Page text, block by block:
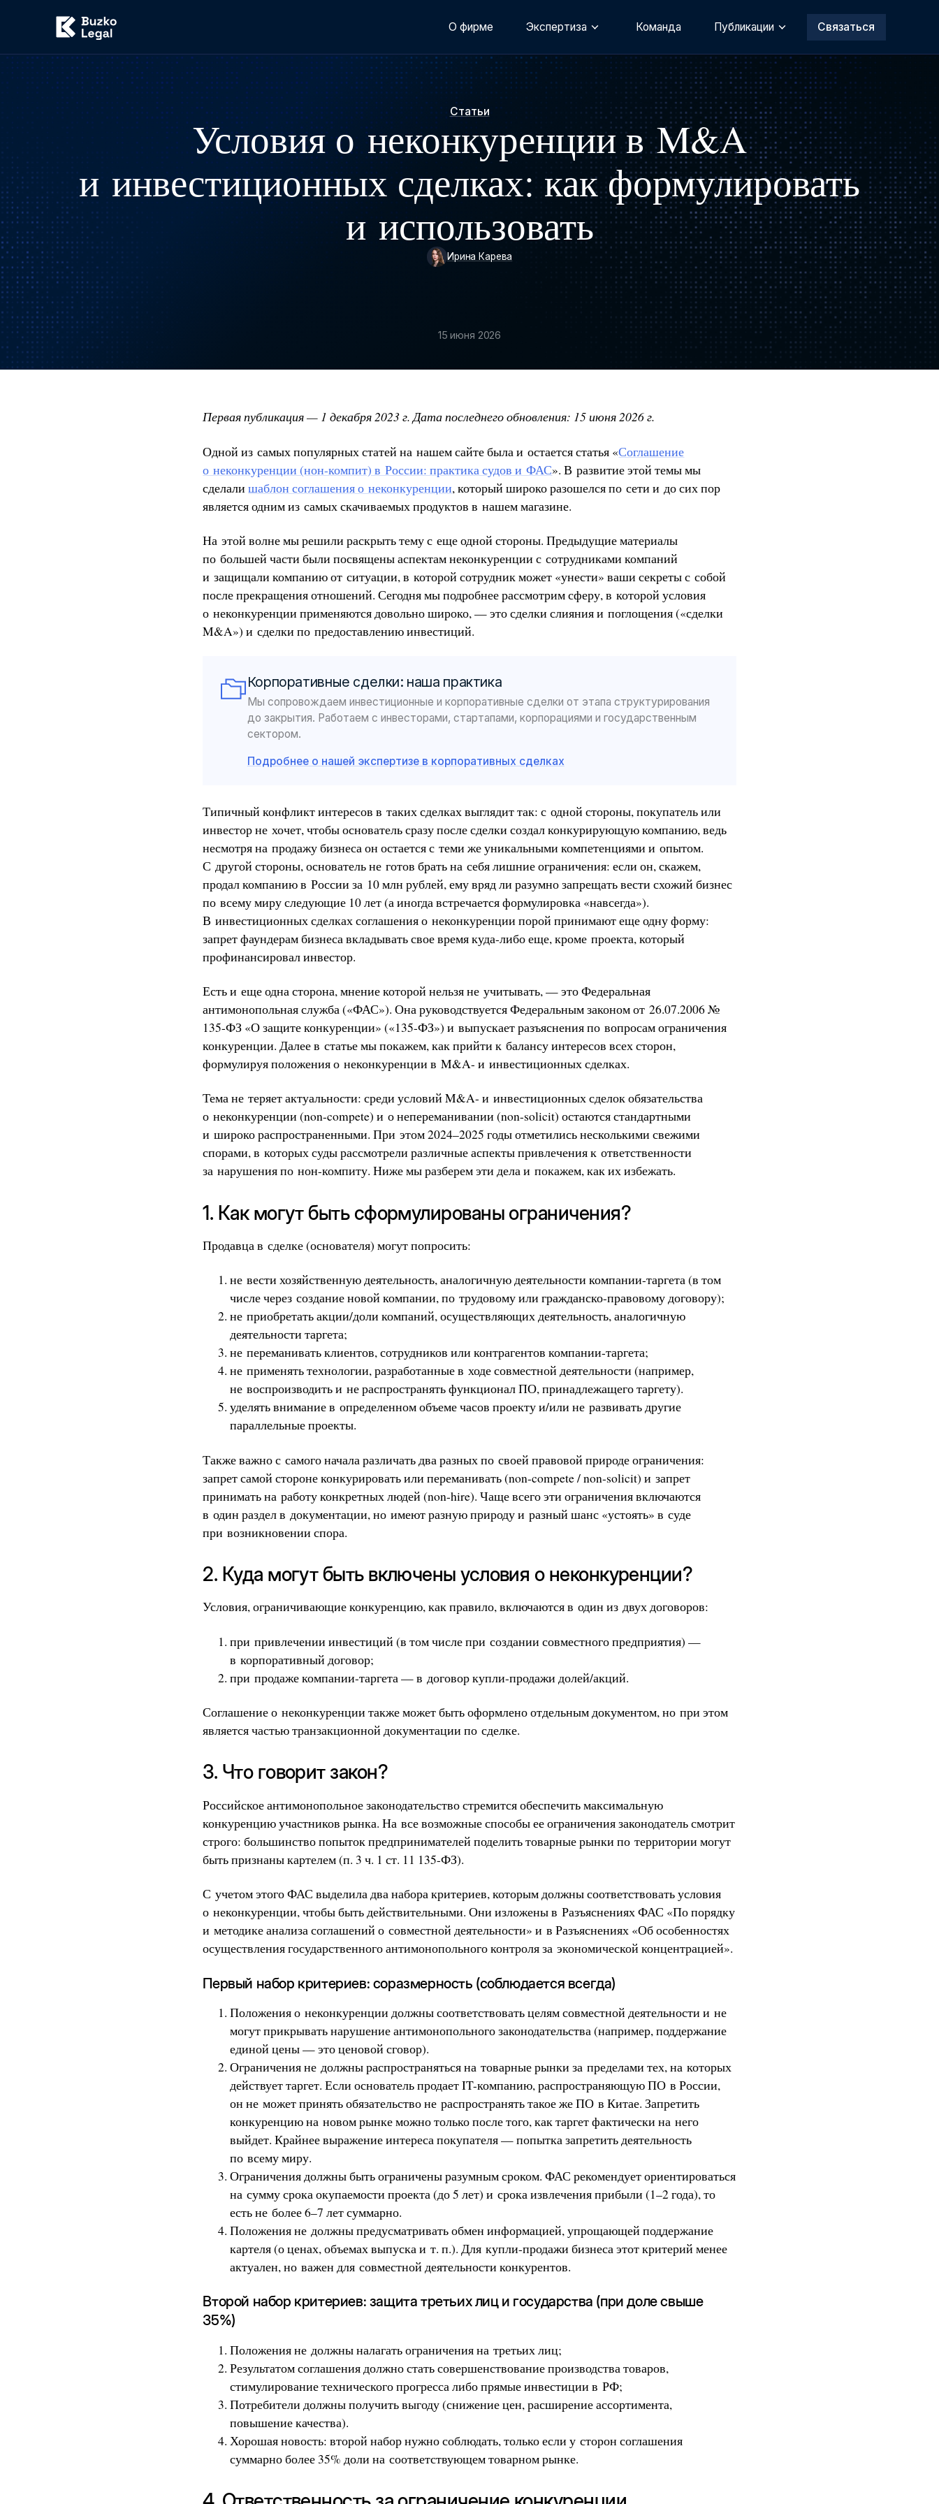
О фирме Экспертиза Команда Публикации Связаться
Статьи
Условия о неконкуренции в M&A
и инвестиционных сделках: как формулировать
и использовать
Ирина Карева
15 июня 2026
Первая публикация — 1 декабря 2023 г. Дата последнего обновления: 15 июня 2026 г.
Одной из самых популярных статей на нашем сайте была и остается статья «Соглашение
о неконкуренции (нон-компит) в России: практика судов и ФАС». В развитие этой темы мы
сделалишаблон соглашения о неконкуренции, который широко разошелся по сети и до сих пор
является одним из самых скачиваемых продуктов в нашем магазине.
На этой волне мы решили раскрыть тему с еще одной стороны. Предыдущие материалы
по большей части были посвящены аспектам неконкуренции с сотрудниками компаний
и защищали компанию от ситуации, в которой сотрудник может «унести» ваши секреты с собой
после прекращения отношений. Сегодня мы подробнее рассмотрим сферу, в которой условия
о неконкуренции применяются довольно широко, — это сделки слияния и поглощения («сделки
M&A») и сделки по предоставлению инвестиций.
Корпоративные сделки: наша практика
Мы сопровождаем инвестиционные и корпоративные сделки от этапа структурирования
до закрытия. Работаем с инвесторами, стартапами, корпорациями и государственным
сектором.
Подробнее о нашей экспертизе в корпоративных сделках
Типичный конфликт интересов в таких сделках выглядит так: с одной стороны, покупатель или
инвестор не хочет, чтобы основатель сразу после сделки создал конкурирующую компанию, ведь
несмотря на продажу бизнеса он остается с теми же уникальными компетенциями и опытом.
С другой стороны, основатель не готов брать на себя лишние ограничения: если он, скажем,
продал компанию в России за 10 млн рублей, ему вряд ли разумно запрещать вести схожий бизнес
по всему миру следующие 10 лет (а иногда встречается формулировка «навсегда»).
В инвестиционных сделках соглашения о неконкуренции порой принимают еще одну форму:
запрет фаундерам бизнеса вкладывать свое время куда-либо еще, кроме проекта, который
профинансировал инвестор.
Есть и еще одна сторона, мнение которой нельзя не учитывать, — это Федеральная
антимонопольная служба («ФАС»). Она руководствуется Федеральным законом от 26.07.2006 №
135-ФЗ «О защите конкуренции» («135-ФЗ») и выпускает разъяснения по вопросам ограничения
конкуренции. Далее в статье мы покажем, как прийти к балансу интересов всех сторон,
формулируя положения о неконкуренции в M&A- и инвестиционных сделках.
Тема не теряет актуальности: среди условий M&A- и инвестиционных сделок обязательства
о неконкуренции (non-compete) и о непереманивании (non-solicit) остаются стандартными
и широко распространенными. При этом 2024–2025 годы отметились несколькими свежими
спорами, в которых суды рассмотрели различные аспекты привлечения к ответственности
за нарушения по нон-компиту. Ниже мы разберем эти дела и покажем, как их избежать.
1. Как могут быть сформулированы ограничения?
Продавца в сделке (основателя) могут попросить:
не вести хозяйственную деятельность, аналогичную деятельности компании-таргета (в том
числе через создание новой компании, по трудовому или гражданско-правовому договору);
не приобретать акции/доли компаний, осуществляющих деятельность, аналогичную
деятельности таргета;
не переманивать клиентов, сотрудников или контрагентов компании-таргета;
не применять технологии, разработанные в ходе совместной деятельности (например,
не воспроизводить и не распространять функционал ПО, принадлежащего таргету).
уделять внимание в определенном объеме часов проекту и/или не развивать другие
параллельные проекты.
Также важно с самого начала различать два разных по своей правовой природе ограничения:
запрет самой стороне конкурировать или переманивать (non-compete / non-solicit) и запрет
принимать на работу конкретных людей (non-hire). Чаще всего эти ограничения включаются
в один раздел в документации, но имеют разную природу и разный шанс «устоять» в суде
при возникновении спора.
2. Куда могут быть включены условия о неконкуренции?
Условия, ограничивающие конкуренцию, как правило, включаются в один из двух договоров:
при привлечении инвестиций (в том числе при создании совместного предприятия) —
в корпоративный договор;
при продаже компании-таргета — в договор купли-продажи долей/акций.
Соглашение о неконкуренции также может быть оформлено отдельным документом, но при этом
является частью транзакционной документации по сделке.
3. Что говорит закон?
Российское антимонопольное законодательство стремится обеспечить максимальную
конкуренцию участников рынка. На все возможные способы ее ограничения законодатель смотрит
строго: большинство попыток предпринимателей поделить товарные рынки по территории могут
быть признаны картелем (п. 3 ч. 1 ст. 11 135-ФЗ).
С учетом этого ФАС выделила два набора критериев, которым должны соответствовать условия
о неконкуренции, чтобы быть действительными. Они изложены в Разъяснениях ФАС «По порядку
и методике анализа соглашений о совместной деятельности» и в Разъяснениях «Об особенностях
осуществления государственного антимонопольного контроля за экономической концентрацией».
Первый набор критериев: соразмерность (соблюдается всегда)
Положения о неконкуренции должны соответствовать целям совместной деятельности и не
могут прикрывать нарушение антимонопольного законодательства (например, поддержание
единой цены — это ценовой сговор).
Ограничения не должны распространяться на товарные рынки за пределами тех, на которых
действует таргет. Если основатель продает IT-компанию, распространяющую ПО в России,
он не может принять обязательство не распространять такое же ПО в Китае. Запретить
конкуренцию на новом рынке можно только после того, как таргет фактически на него
выйдет. Крайнее выражение интереса покупателя — попытка запретить деятельность
по всему миру.
Ограничения должны быть ограничены разумным сроком. ФАС рекомендует ориентироваться
на сумму срока окупаемости проекта (до 5 лет) и срока извлечения прибыли (1–2 года), то
есть не более 6–7 лет суммарно.
Положения не должны предусматривать обмен информацией, упрощающей поддержание
картеля (о ценах, объемах выпуска и т. п.). Для купли-продажи бизнеса этот критерий менее
актуален, но важен для совместной деятельности конкурентов.
Второй набор критериев: защита третьих лиц и государства (при доле свыше
35%)
Положения не должны налагать ограничения на третьих лиц;
Результатом соглашения должно стать совершенствование производства товаров,
стимулирование технического прогресса либо прямые инвестиции в РФ;
Потребители должны получить выгоду (снижение цен, расширение ассортимента,
повышение качества).
Хорошая новость: второй набор нужно соблюдать, только если у сторон соглашения
суммарно более 35% доли на соответствующем товарном рынке.